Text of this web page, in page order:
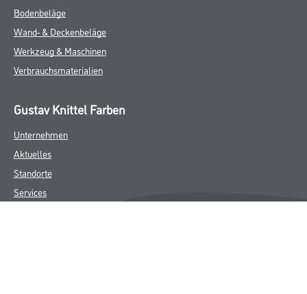
Bodenbeläge
Wand- & Deckenbeläge
Werkzeug & Maschinen
Verbrauchsmaterialien
Gustav Knittel Farben
Unternehmen
Aktuelles
Standorte
Services